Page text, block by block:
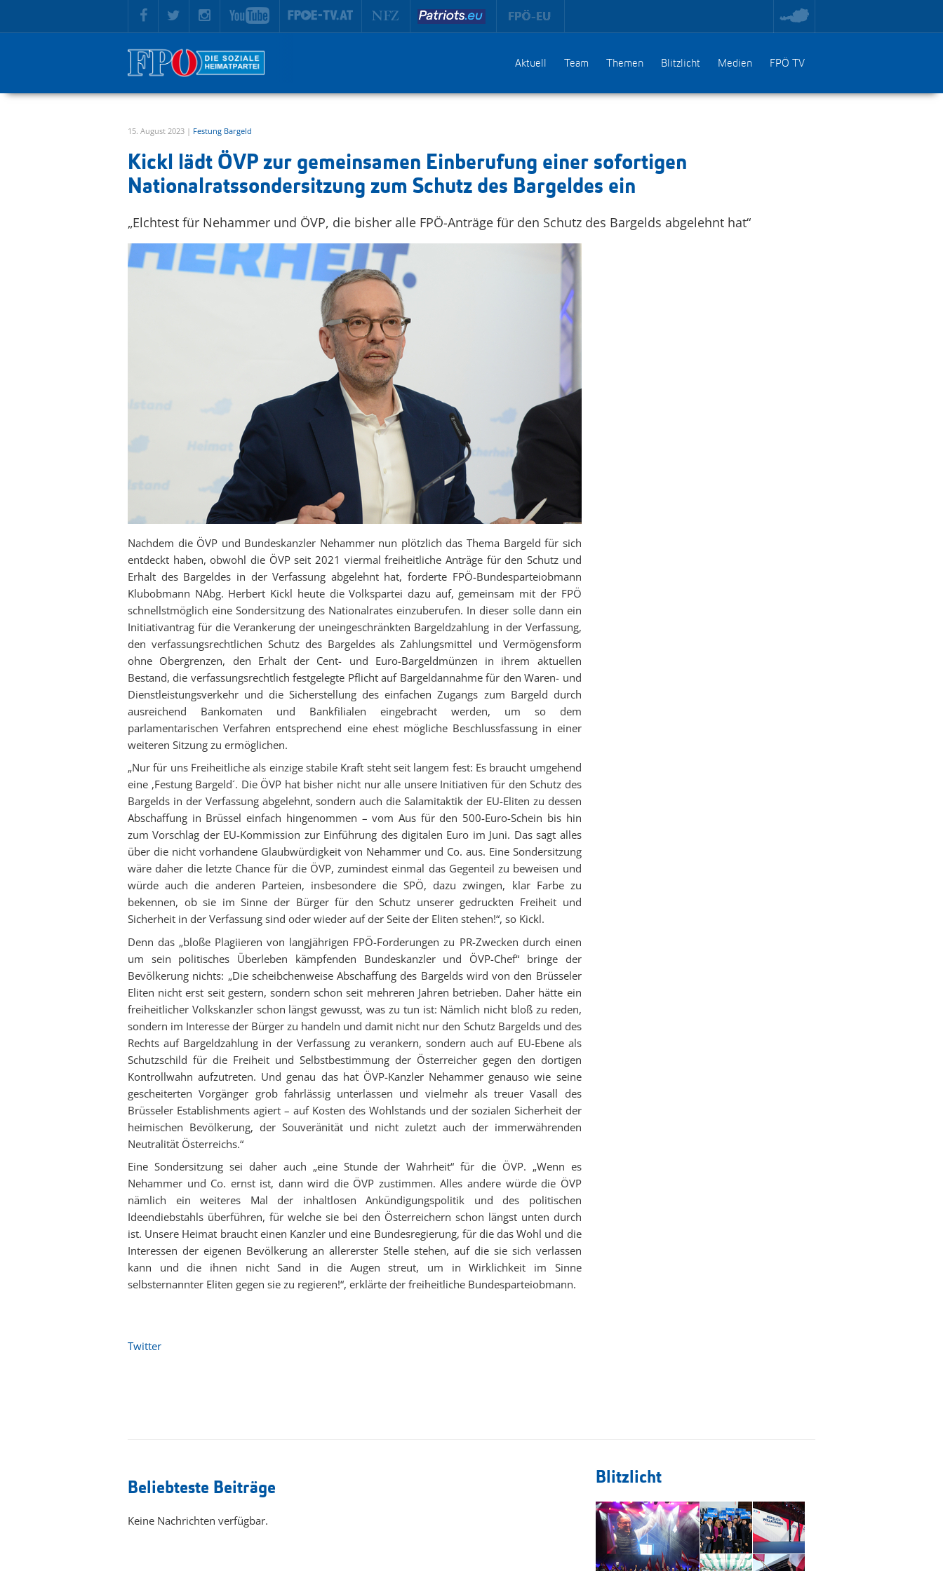
zur Hauptnavigation springen toggle
region
menu
Aktuell Team Themen Blitzlicht Medien FPÖ TV
15. August 2023 | Festung Bargeld
Kickl lädt ÖVP zur gemeinsamen Einberufung einer sofortigen
Nationalratssondersitzung zum Schutz des Bargeldes ein
„Elchtest für Nehammer und ÖVP, die bisher alle FPÖ-Anträge für den Schutz des Bargelds abgelehnt hat“
Nachdem die ÖVP und Bundeskanzler Nehammer nun plötzlich das Thema Bargeld für sich
entdeckt haben, obwohl die ÖVP seit 2021 viermal freiheitliche Anträge für den Schutz und
Erhalt des Bargeldes in der Verfassung abgelehnt hat, forderte FPÖ-Bundesparteiobmann
Klubobmann NAbg. Herbert Kickl heute die Volkspartei dazu auf, gemeinsam mit der FPÖ
schnellstmöglich eine Sondersitzung des Nationalrates einzuberufen. In dieser solle dann ein
Initiativantrag für die Verankerung der uneingeschränkten Bargeldzahlung in der Verfassung,
den verfassungsrechtlichen Schutz des Bargeldes als Zahlungsmittel und Vermögensform
ohne Obergrenzen, den Erhalt der Cent- und Euro-Bargeldmünzen in ihrem aktuellen
Bestand, die verfassungsrechtlich festgelegte Pflicht auf Bargeldannahme für den Waren- und
Dienstleistungsverkehr und die Sicherstellung des einfachen Zugangs zum Bargeld durch
ausreichend Bankomaten und Bankfilialen eingebracht werden, um so dem
parlamentarischen Verfahren entsprechend eine ehest mögliche Beschlussfassung in einer
weiteren Sitzung zu ermöglichen.
„Nur für uns Freiheitliche als einzige stabile Kraft steht seit langem fest: Es braucht umgehend
eine ,Festung Bargeld´. Die ÖVP hat bisher nicht nur alle unsere Initiativen für den Schutz des
Bargelds in der Verfassung abgelehnt, sondern auch die Salamitaktik der EU-Eliten zu dessen
Abschaffung in Brüssel einfach hingenommen – vom Aus für den 500-Euro-Schein bis hin
zum Vorschlag der EU-Kommission zur Einführung des digitalen Euro im Juni. Das sagt alles
über die nicht vorhandene Glaubwürdigkeit von Nehammer und Co. aus. Eine Sondersitzung
wäre daher die letzte Chance für die ÖVP, zumindest einmal das Gegenteil zu beweisen und
würde auch die anderen Parteien, insbesondere die SPÖ, dazu zwingen, klar Farbe zu
bekennen, ob sie im Sinne der Bürger für den Schutz unserer gedruckten Freiheit und
Sicherheit in der Verfassung sind oder wieder auf der Seite der Eliten stehen!“, so Kickl.
Denn das „bloße Plagiieren von langjährigen FPÖ-Forderungen zu PR-Zwecken durch einen
um sein politisches Überleben kämpfenden Bundeskanzler und ÖVP-Chef“ bringe der
Bevölkerung nichts: „Die scheibchenweise Abschaffung des Bargelds wird von den Brüsseler
Eliten nicht erst seit gestern, sondern schon seit mehreren Jahren betrieben. Daher hätte ein
freiheitlicher Volkskanzler schon längst gewusst, was zu tun ist: Nämlich nicht bloß zu reden,
sondern im Interesse der Bürger zu handeln und damit nicht nur den Schutz Bargelds und des
Rechts auf Bargeldzahlung in der Verfassung zu verankern, sondern auch auf EU-Ebene als
Schutzschild für die Freiheit und Selbstbestimmung der Österreicher gegen den dortigen
Kontrollwahn aufzutreten. Und genau das hat ÖVP-Kanzler Nehammer genauso wie seine
gescheiterten Vorgänger grob fahrlässig unterlassen und vielmehr als treuer Vasall des
Brüsseler Establishments agiert – auf Kosten des Wohlstands und der sozialen Sicherheit der
heimischen Bevölkerung, der Souveränität und nicht zuletzt auch der immerwährenden
Neutralität Österreichs.“
Eine Sondersitzung sei daher auch „eine Stunde der Wahrheit“ für die ÖVP. „Wenn es
Nehammer und Co. ernst ist, dann wird die ÖVP zustimmen. Alles andere würde die ÖVP
nämlich ein weiteres Mal der inhaltlosen Ankündigungspolitik und des politischen
Ideendiebstahls überführen, für welche sie bei den Österreichern schon längst unten durch
ist. Unsere Heimat braucht einen Kanzler und eine Bundesregierung, für die das Wohl und die
Interessen der eigenen Bevölkerung an allererster Stelle stehen, auf die sie sich verlassen
kann und die ihnen nicht Sand in die Augen streut, um in Wirklichkeit im Sinne
selbsternannter Eliten gegen sie zu regieren!“, erklärte der freiheitliche Bundesparteiobmann.
Twitter
Beliebteste Beiträge
Keine Nachrichten verfügbar.
Blitzlicht